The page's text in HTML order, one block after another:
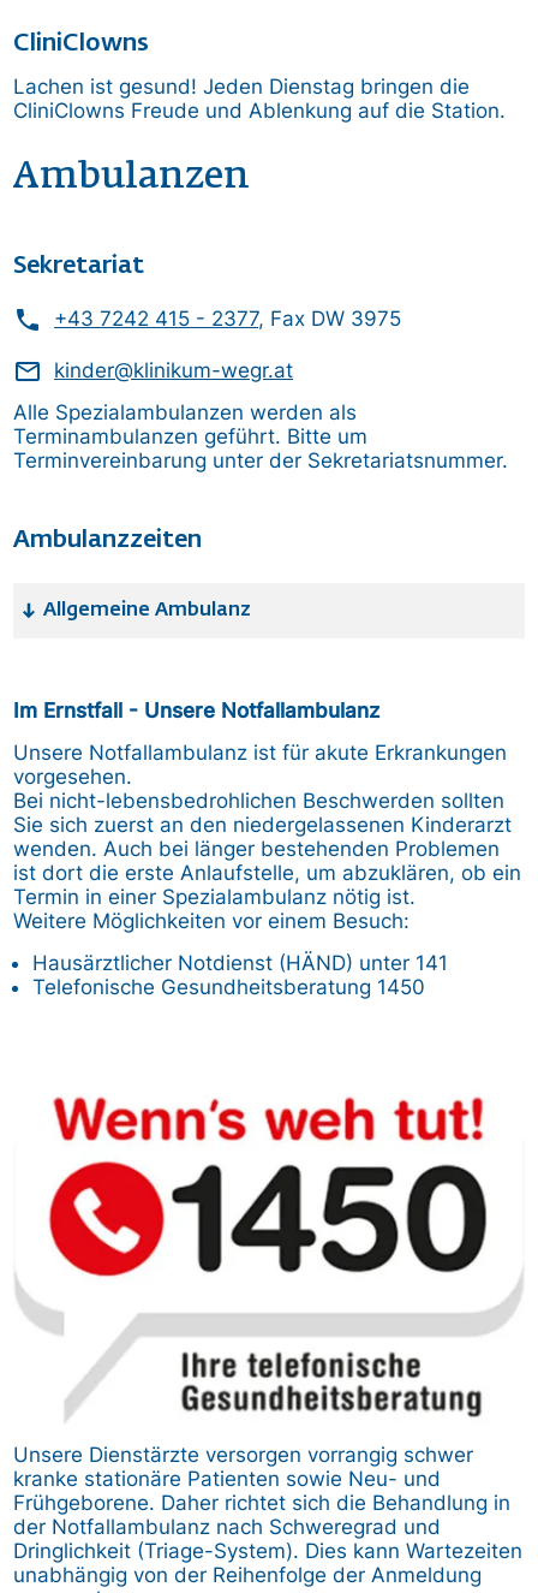
CliniClowns
Lachen ist gesund! Jeden Dienstag bringen die
CliniClowns Freude und Ablenkung auf die Station.
Ambulanzen
Sekretariat
phone +43 7242 415 - 2377, Fax DW 3975
mail_outline
kinder@klinikum-wegr.at
Alle Spezialambulanzen werden als
Terminambulanzen geführt. Bitte um
Terminvereinbarung unter der Sekretariatsnummer.
Ambulanzzeiten
Allgemeine Ambulanz
Im Ernstfall - Unsere Notfallambulanz
Unsere Notfallambulanz ist für akute Erkrankungen
vorgesehen.
Bei nicht-lebensbedrohlichen Beschwerden sollten
Sie sich zuerst an den niedergelassenen Kinderarzt
wenden. Auch bei länger bestehenden Problemen
ist dort die erste Anlaufstelle, um abzuklären, ob ein
Termin in einer Spezialambulanz nötig ist.
Weitere Möglichkeiten vor einem Besuch:
Hausärztlicher Notdienst (HÄND) unter 141
Telefonische Gesundheitsberatung 1450
Unsere Dienstärzte versorgen vorrangig schwer
kranke stationäre Patienten sowie Neu- und
Frühgeborene. Daher richtet sich die Behandlung in
der Notfallambulanz nach Schweregrad und
Dringlichkeit (Triage-System). Dies kann Wartezeiten
unabhängig von der Reihenfolge der Anmeldung